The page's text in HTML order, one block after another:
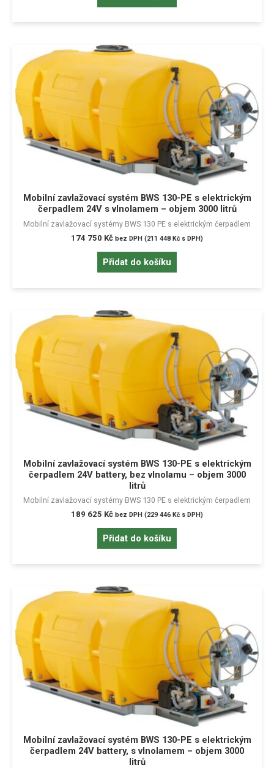
Mobilní zavlažovací systém BWS 130-PE s elektrickým
čerpadlem 24V s vlnolamem – objem 3000 litrů
Mobilní zavlažovací systémy BWS 130 PE s elektrickým čerpadlem
174 750 Kč bez DPH (211 448 Kč s DPH)
Přidat do košíku
Mobilní zavlažovací systém BWS 130-PE s elektrickým
čerpadlem 24V battery, bez vlnolamu – objem 3000
litrů
Mobilní zavlažovací systémy BWS 130 PE s elektrickým čerpadlem
189 625 Kč bez DPH (229 446 Kč s DPH)
Přidat do košíku
Mobilní zavlažovací systém BWS 130-PE s elektrickým
čerpadlem 24V battery, s vlnolamem – objem 3000
litrů